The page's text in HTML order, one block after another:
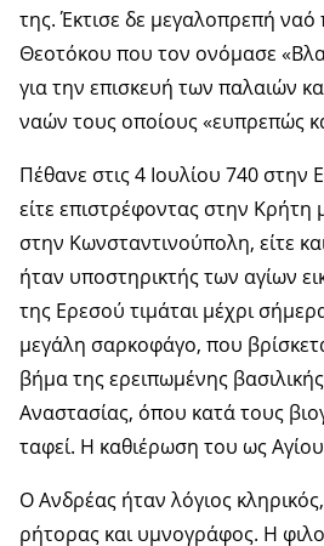
της. Έκτισε δε μεγαλοπρεπή ναό
Θεοτόκου που τον ονόμασε
για την επισκευή των παλαιών
ναών τους οποίους «ευπρεπώς
Πέθανε στις 4 Ιουλίου 740 στην
είτε επιστρέφοντας στην Κρήτη
στην Κωνσταντινούπολη, είτε
ήταν υποστηρικτής των αγίων
της Ερεσού τιμάται μέχρι
μεγάλη σαρκοφάγο, που
βήμα της ερειπωμένης
Αναστασίας, όπου κατά τους
ταφεί. Η καθιέρωση του ως
Ο Ανδρέας ήταν λόγιος
ρήτορας και υμνογράφος. Η